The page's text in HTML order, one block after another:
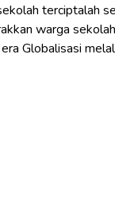
terciptalah
warga
Globalisasi